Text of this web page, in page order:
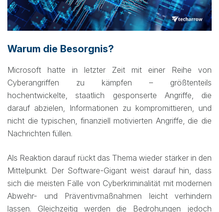
Warum die Besorgnis?
Microsoft hatte in letzter Zeit mit einer Reihe von
Cyberangriffen zu kämpfen – größtenteils
hochentwickelte, staatlich gesponserte Angriffe, die
darauf abzielen, Informationen zu kompromittieren, und
nicht die typischen, finanziell motivierten Angriffe, die die
Nachrichten füllen.
Als Reaktion darauf rückt das Thema wieder stärker in den
Mittelpunkt. Der Software-Gigant weist darauf hin, dass
sich die meisten Fälle von Cyberkriminalität mit modernen
Abwehr- und Präventivmaßnahmen leicht verhindern
lassen. Gleichzeitig werden die Bedrohungen jedoch